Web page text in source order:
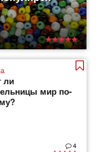
ли
мир по-
4